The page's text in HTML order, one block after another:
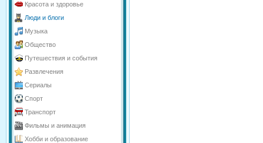
Красота и здоровье
Люди и блоги
Музыка
Общество
Путешествия и события
Развлечения
Сериалы
Спорт
Транспорт
Фильмы и анимация
Хобби и образование